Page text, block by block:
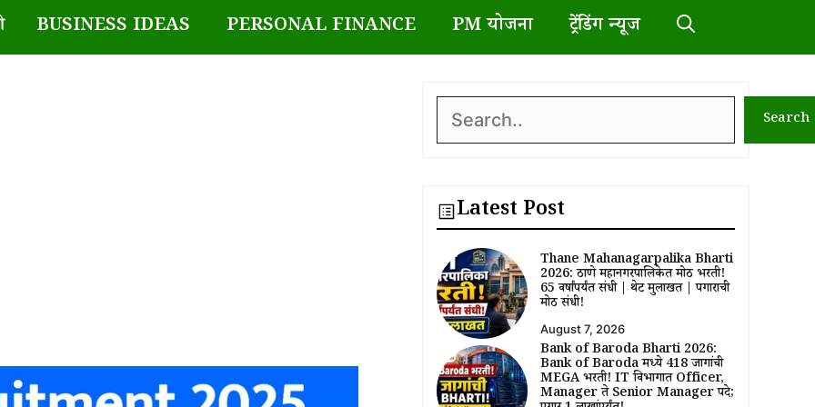
BUSINESS IDEAS PERSONAL FINANCE PM योजना ट्रेंडिंग न्यूज
Search Search
Latest Post
Thane Mahanagarpalika Bharti
2026: ठाणे महानगरपालिकेत मोठी भरती!
65 वर्षांपर्यंत संधी | थेट मुलाखत | पगाराची
मोठी संधी!
August 7, 2026
Bank of Baroda Bharti 2026:
Bank of Baroda मध्ये 418 जागांची
MEGA भरती! IT विभागात Officer,
Manager ते Senior Manager पदे;